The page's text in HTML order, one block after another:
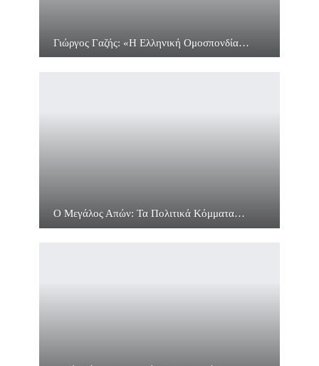
Γιώργος Γαζής: «Η Ελληνική Ομοσπονδία…
Ο Μεγάλος Απών: Τα Πολιτικά Κόμματα…